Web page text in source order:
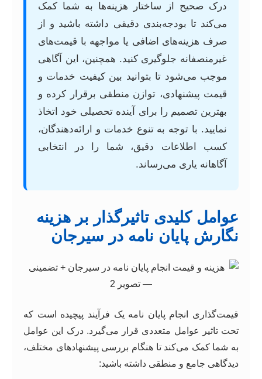
درک صحیح از ساختار هزینه‌ها به شما کمک
می‌کند تا بودجه‌بندی دقیقی داشته باشید و از
صرف هزینه‌های اضافی یا مواجهه با قیمت‌های
غیرمنصفانه جلوگیری کنید. همچنین، این آگاهی
موجب می‌شود تا بتوانید بین کیفیت خدمات و
قیمت پیشنهادی، توازن منطقی برقرار کرده و
بهترین تصمیم را برای آینده تحصیلی خود اتخاذ
نمایید. با توجه به تنوع خدمات و ارائه‌دهندگان،
کسب اطلاعات دقیق، شما را در انتخابی
آگاهانه یاری می‌رساند.
عوامل کلیدی تاثیرگذار بر هزینه
نگارش پایان نامه در سیرجان
قیمت‌گذاری انجام پایان نامه یک فرآیند پیچیده است که
تحت تاثیر عوامل متعددی قرار می‌گیرد. درک این عوامل
به شما کمک می‌کند تا هنگام بررسی پیشنهادهای مختلف،
دیدگاهی جامع و منطقی داشته باشید: